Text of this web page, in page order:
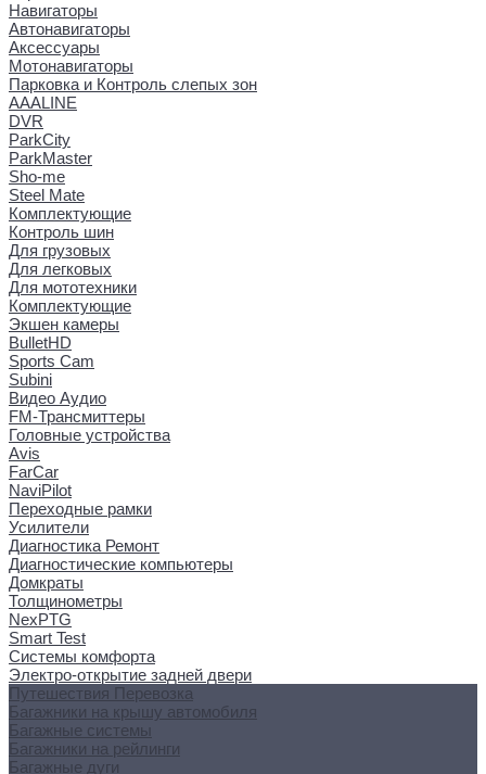
Навигаторы
Автонавигаторы
Аксессуары
Мотонавигаторы
Парковка и Контроль слепых зон
AAALINE
DVR
ParkCity
ParkMaster
Sho-me
Steel Mate
Комплектующие
Контроль шин
Для грузовых
Для легковых
Для мототехники
Комплектующие
Экшен камеры
BulletHD
Sports Cam
Subini
Видео Аудио
FM-Трансмиттеры
Головные устройства
Avis
FarCar
NaviPilot
Переходные рамки
Усилители
Диагностика Ремонт
Диагностические компьютеры
Домкраты
Толщинометры
NexPTG
Smart Test
Системы комфорта
Электро-открытие задней двери
Путешествия Перевозка
Багажники на крышу автомобиля
Багажные системы
Багажники на рейлинги
Багажные дуги